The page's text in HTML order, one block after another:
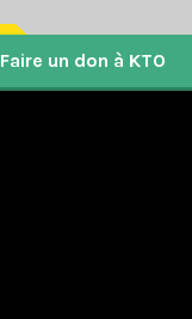
Faire un don à KTO